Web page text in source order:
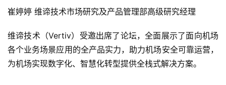
崔婷婷 维谛技术市场研究及产品管理部高级研究经理
维谛技术（Vertiv）受邀出席了论坛，全面展示了面向机场
各个业务场景应用的全产品实力，助力机场安全可靠运营，
为机场实现数字化、智慧化转型提供全栈式解决方案。